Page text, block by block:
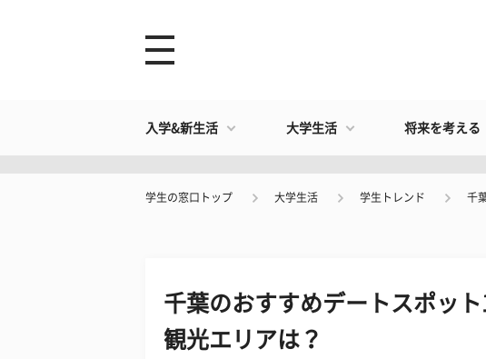
入学&新生活 大学生活 将来を考える
学生の窓口トップ 大学生活 学生トレンド 千
千葉のおすすめデートスポッ
観光エリアは？